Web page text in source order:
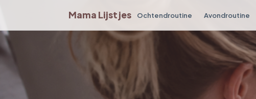
Mama Lijstjes Ochtendroutine Avondroutine